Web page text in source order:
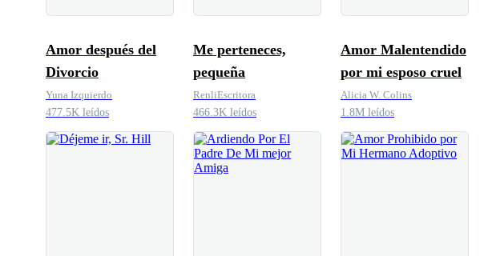
Amor después del
Divorcio
Yuna Izquierdo
477.5K leídos
Me perteneces,
pequeña
RenliEscritora
466.3K leídos
Amor Malentendido
por mi esposo cruel
Alicia W. Colins
1.8M leídos